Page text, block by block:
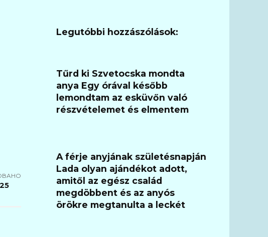
Legutóbbi hozzászólások:
Tűrd ki Szvetocska mondta
anya Egy órával később
lemondtam az esküvőn való
részvételemet és elmentem
A férje anyjának születésnapján
Lada olyan ajándékot adott,
amitől az egész család
megdöbbent és az anyós
örökre megtanulta a leckét